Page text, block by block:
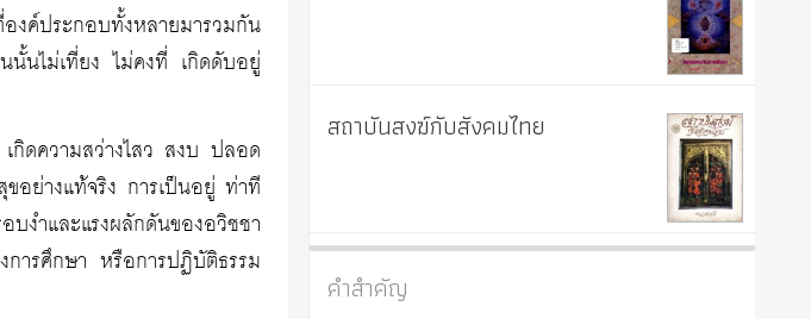
งค์ประกอบทั้งหลายมารวมกัน
นั้นไม่เที่ยง ไม่คงที่ เกิดดับอยู่
เกิดความสว่างไสว สงบ ปลอด
อย่างแท้จริง การเป็นอยู่ ท่าที
งำและแรงผลักดันของอวิชชา
ารศึกษา หรือการปฏิบัติธรรม
สถาบันสงฆ์กับสังคมไทย
คำสำคัญ